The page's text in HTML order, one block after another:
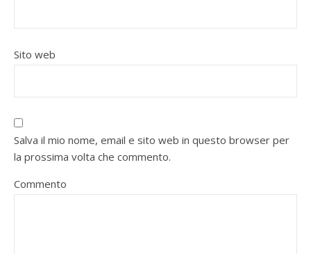
Sito web
Salva il mio nome, email e sito web in questo browser per
la prossima volta che commento.
Commento